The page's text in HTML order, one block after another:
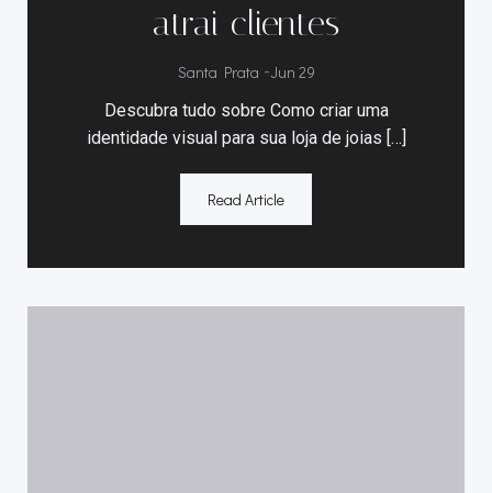
atrai clientes
Santa Prata -Jun 29
Descubra tudo sobre Como criar uma
identidade visual para sua loja de joias […]
Read Article